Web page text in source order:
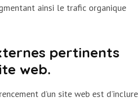
ainsi le trafic organique
pertinents
web.
d’un site web est d’inclure